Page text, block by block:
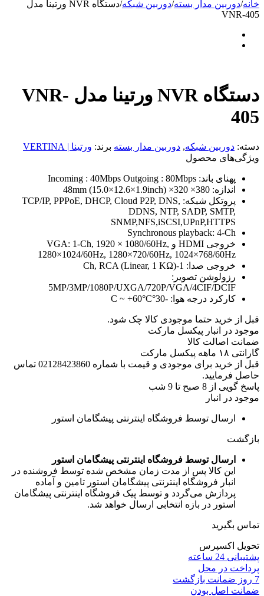
خانه/دوربین مدار بسته/دوربین شبکه/
دستگاه NVR ورتینا مدل
VNR-405
دستگاه NVR ورتینا مدل VNR-
405
دسته: دوربین شبکه, دوربین مدار بسته برند: ورتینا | VERTINA
ویژگی‌های محصول
پهنای باند: Incoming : 40Mbps Outgoing : 80Mbps
اندازه: 380× 320× 48mm (15.0×12.6×1.9inch)
پروتکل شبکه: TCP/IP, PPPoE, DHCP, Cloud P2P, DNS,
DDNS, NTP, SADP, SMTP,
SNMP,NFS,iSCSI,UPnP,HTTPS
Synchronous playback: 4-Ch
خروجی HDMI و VGA:
1-Ch, 1920 × 1080/60Hz,
1280×1024/60Hz, 1280×720/60Hz, 1024×768/60Hz
خروجی صدا: 1-Ch, RCA (Linear, 1 KΩ)
رزولوشن تصویر:
5MP/3MP/1080P/UXGA/720P/VGA/4CIF/DCIF
کارکرد درجه هوا: -30°C ~ +60°C
قبل از خرید حتما موجودی کالا چک شود.
موجود در انبار پیکسل مارکت
ضمانت اصالت کالا
گارانتی ۱۸ ماهه پیکسل مارکت
قبل از خرید برای موجودی و قیمت با شماره 02128423860 تماس
حاصل فرمایید.
پاسخ گویی از 8 صبح تا 9 شب
موجود در انبار
ارسال توسط فروشگاه اینترنتی پیشگامان استور
بازگشت
ارسال توسط فروشگاه اینترنتی پیشگامان استور
این کالا پس از مدت زمان مشخص شده توسط فروشنده در
انبار فروشگاه اینترنتی پیشگامان استور تامین و آماده
پردازش می‌گردد و توسط پیک فروشگاه اینترنتی پیشگامان
استور در بازه انتخابی ارسال خواهد شد.
تماس بگیرید
تحویل اکسپرس
پشتیبانی 24 ساعته
پرداخت در محل
7 روز ضمانت بازگشت
ضمانت اصل بودن